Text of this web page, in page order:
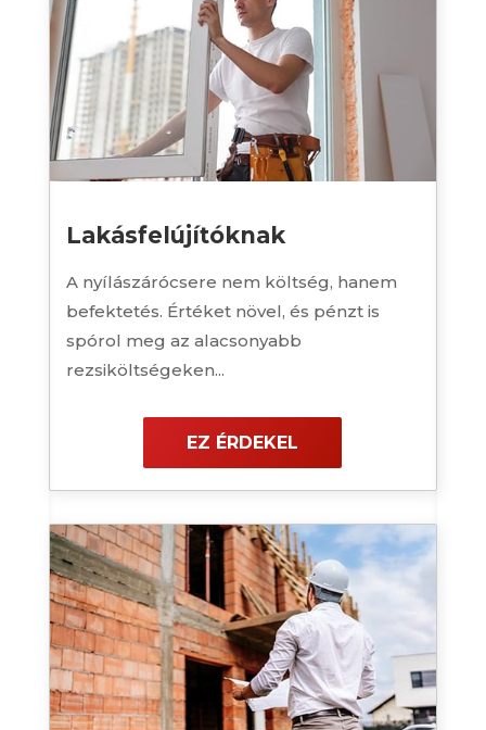
Lakásfelújítóknak
A nyílászárócsere nem költség, hanem
befektetés. Értéket növel, és pénzt is
spórol meg az alacsonyabb
rezsiköltségeken...
EZ ÉRDEKEL